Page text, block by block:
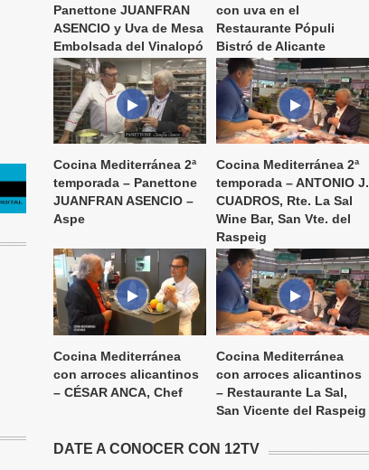
Panettone JUANFRAN
ASENCIO y Uva de Mesa
Embolsada del Vinalopó
con uva en el
Restaurante Pópuli
Bistró de Alicante
Cocina Mediterránea 2ª
temporada – Panettone
JUANFRAN ASENCIO –
Aspe
Cocina Mediterránea 2ª
temporada – ANTONIO J.
CUADROS, Rte. La Sal
Wine Bar, San Vte. del
Raspeig
Cocina Mediterránea
con arroces alicantinos
– CÉSAR ANCA, Chef
Cocina Mediterránea
con arroces alicantinos
– Restaurante La Sal,
San Vicente del Raspeig
DATE A CONOCER CON 12TV